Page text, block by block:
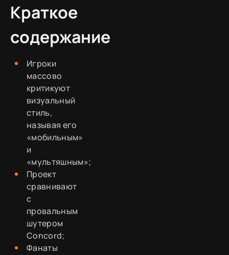
Краткое
содержание
Игроки
массово
критикуют
визуальный
стиль,
называя его
«мобильным»
и
«мультяшным»;
Проект
сравнивают
с
провальным
шутером
Concord;
Фанаты